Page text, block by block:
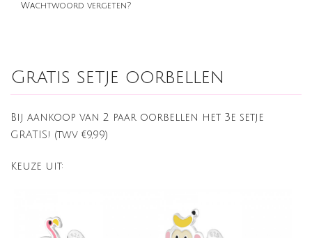
Wachtwoord vergeten?
Gratis setje oorbellen
Bij aankoop van 2 paar oorbellen het 3e setje
GRATIS! (twv €9,99)
Keuze uit: